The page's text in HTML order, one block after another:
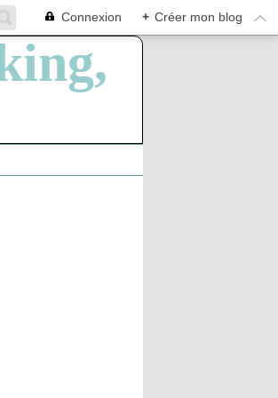
Connexion + Créer mon blog